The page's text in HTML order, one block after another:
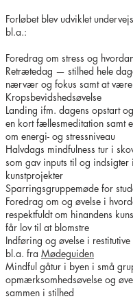
Forløbet blev udviklet
bl.a.:
Foredrag om stress og
Retrætedag — stilhed hele
nærvær og fokus samt at være
Kropsbevidshedsøvelse
Landing ifm. dagens opstart
en kort fællesmeditation samt
om energi- og stressniveau
Halvdags mindfulness tur i
som gav inputs til og indsigter
kunstprojekter
Sparringsgruppemøde for
Foredrag om og øvelse i
respektfuldt om hinandens
får lov til at blomstre
Indføring og øvelse i
bl.a. fra Mødeguiden
Mindful gåtur i byen i små
opmærksomhedsøvelse og
sammen i stilhed